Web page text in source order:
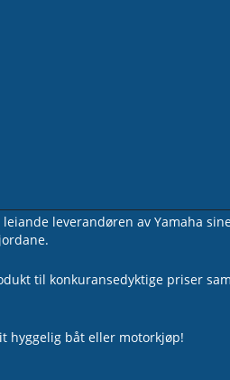
leverandøren av Yamaha
til konkuransedyktige priser
hyggelig båt eller motorkjøp!